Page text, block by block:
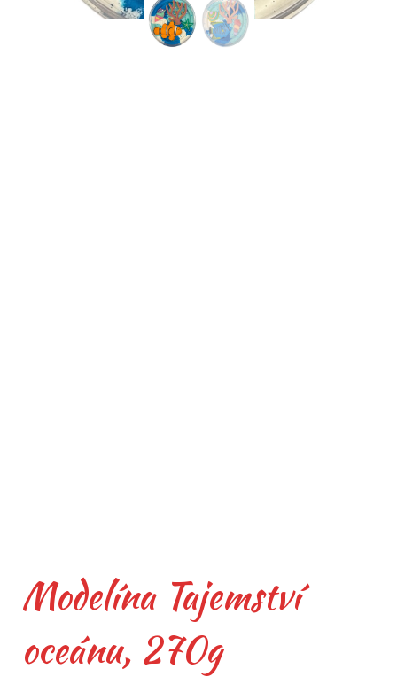
Modelína Tajemství
oceánu, 270g